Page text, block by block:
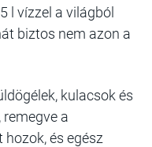
l vízzel a világból
biztos nem azon a
kulacsok és
a
és egész